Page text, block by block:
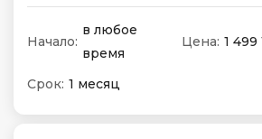
Начало:
в любое
время
Цена: 1 499
Срок: 1 месяц